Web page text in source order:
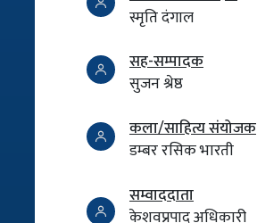
स्मृति दंगाल
सह-सम्पादक
सुजन श्रेष्ठ
कला/साहित्य संयोजक
डम्बर रसिक भारती
सम्वाददाता
केशवप्रपाद अधिकारी